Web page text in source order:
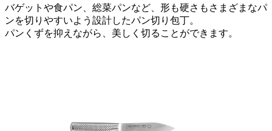
バゲットや食パン、総菜パンなど、形も硬さもさまざまなパ
ンを切りやすいよう設計したパン切り包丁。
パンくずを抑えながら、美しく切ることができます。